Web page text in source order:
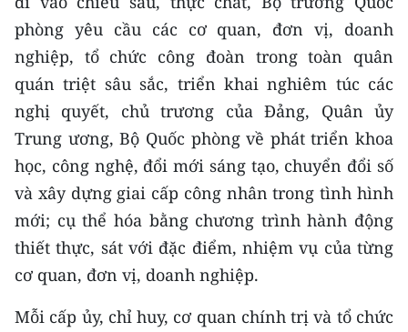
phòng yêu cầu các cơ quan, đơn vị, doanh
nghiệp, tổ chức công đoàn trong toàn quân
quán triệt sâu sắc, triển khai nghiêm túc các
nghị quyết, chủ trương của Đảng, Quân ủy
Trung ương, Bộ Quốc phòng về phát triển khoa
học, công nghệ, đổi mới sáng tạo, chuyển đổi số
và xây dựng giai cấp công nhân trong tình hình
mới; cụ thể hóa bằng chương trình hành động
thiết thực, sát với đặc điểm, nhiệm vụ của từng
cơ quan, đơn vị, doanh nghiệp.
Mỗi cấp ủy, chỉ huy, cơ quan chính trị và tổ chức